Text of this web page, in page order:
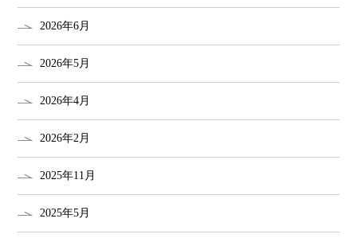
2026年6月
2026年5月
2026年4月
2026年2月
2025年11月
2025年5月